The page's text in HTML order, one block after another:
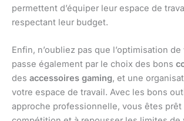
permettent d’équiper leur espace de
respectant leur budget.
Enfin, n’oubliez pas que l’optimisation
passe également par le choix des bons
des accessoires gaming, et une
votre espace de travail. Avec les bons
approche professionnelle, vous êtes prêt